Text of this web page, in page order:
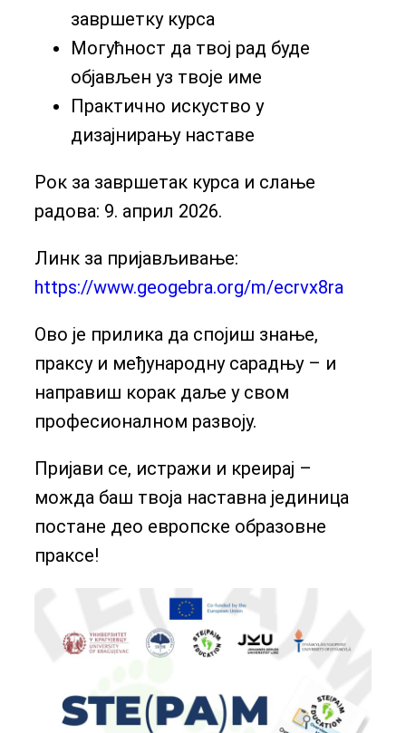
завршетку курса
Могућност да твој рад буде
објављен уз твоје име
Практично искуство у
дизајнирању наставе
Рок за завршетак курса и слање
радова: 9. април 2026.
Линк за пријављивање:
https://www.geogebra.org/m/ecrvx8ra
Ово је прилика да спојиш знање,
праксу и међународну сарадњу – и
направиш корак даље у свом
професионалном развоју.
Пријави се, истражи и креирај –
можда баш твоја наставна јединица
постане део европске образовне
праксе!